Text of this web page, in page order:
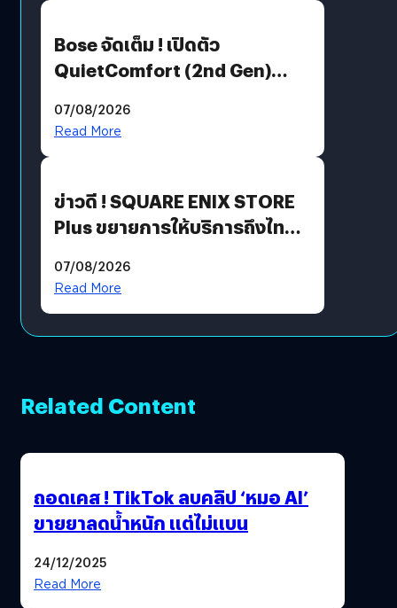
Bose จัดเต็ม ! เปิดตัว
QuietComfort (2nd Gen)
07/08/2026
Read More
ข่าวดี ! SQUARE ENIX STORE
Plus ขยายการให้บริการถึงไทย
โดยตรง
07/08/2026
Read More
Related Content
ถอดเคส ! TikTok ลบคลิป ‘หมอ AI’
ขายยาลดน้ำหนัก แต่ไม่แบน
24/12/2025
Read More